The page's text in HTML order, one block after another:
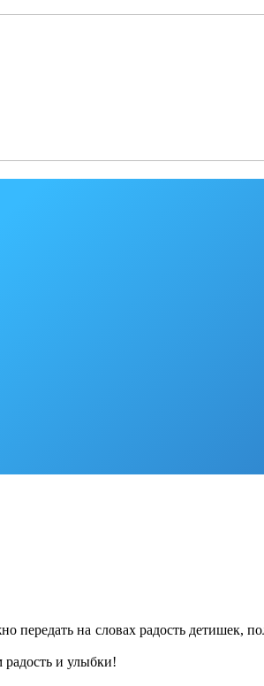
передать на словах радость
и улыбки!